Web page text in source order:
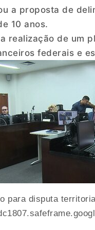
a proposta de
10 anos.
realização de um
federais e
para disputa